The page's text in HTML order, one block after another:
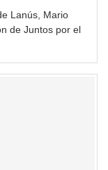
Lanús, Mario
de Juntos por el